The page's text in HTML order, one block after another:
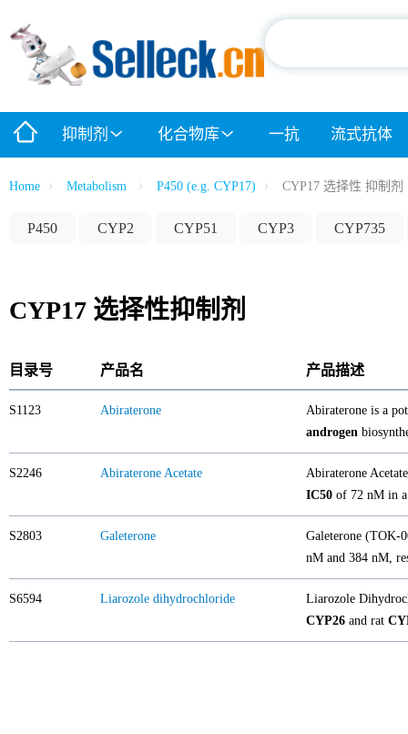
抑制剂 化合物库 一抗 流式抗体
Home Metabolism P450 (e.g. CYP17) CYP17 选择性 抑制剂
P450 CYP2 CYP51 CYP3 CYP735
CYP17 选择性抑制剂
目录号 产品名 产品描述
S1123 Abiraterone
Abiraterone is a
androgen
S2246 Abiraterone Acetate
Abiraterone
IC50 of 72 nM in a
S2803 Galeterone
Galeterone (TOK-
nM and 384 nM,
S6594 Liarozole dihydrochloride
Liarozole
CYP26 and rat